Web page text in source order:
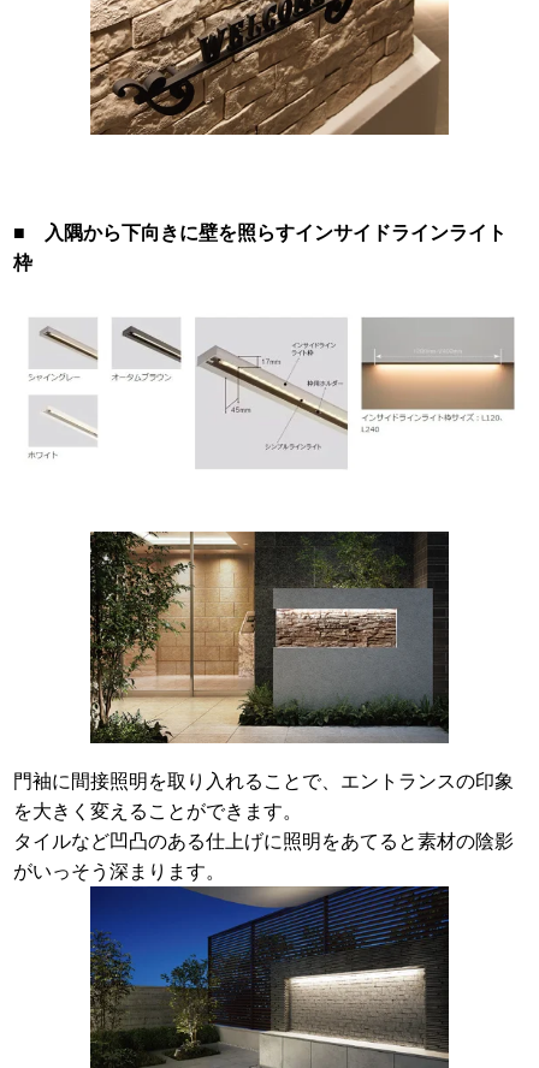
■ 入隅から下向きに壁を照らすインサイドラインライト
枠
門袖に間接照明を取り入れることで、エントランスの印象
を大きく変えることができます。
タイルなど凹凸のある仕上げに照明をあてると素材の陰影
がいっそう深まります。